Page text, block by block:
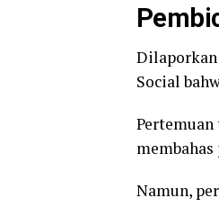
Dilaporkan
Social
Pertemuan
Namun,